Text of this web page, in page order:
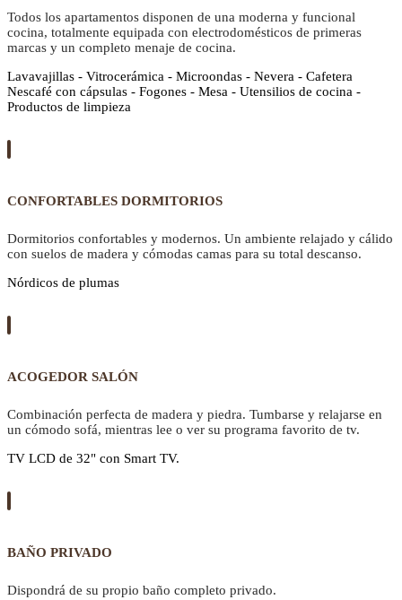
Todos los apartamentos disponen de una moderna y funcional
cocina, totalmente equipada con electrodomésticos de primeras
marcas y un completo menaje de cocina.
Lavavajillas - Vitrocerámica - Microondas - Nevera - Cafetera
Nescafé con cápsulas - Fogones - Mesa - Utensilios de cocina -
Productos de limpieza
CONFORTABLES DORMITORIOS
Dormitorios confortables y modernos. Un ambiente relajado y cálido
con suelos de madera y cómodas camas para su total descanso.
Nórdicos de plumas
ACOGEDOR SALÓN
Combinación perfecta de madera y piedra. Tumbarse y relajarse en
un cómodo sofá, mientras lee o ver su programa favorito de tv.
TV LCD de 32" con Smart TV.
BAÑO PRIVADO
Dispondrá de su propio baño completo privado.